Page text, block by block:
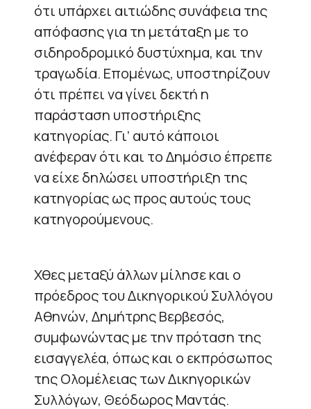
ότι υπάρχει αιτιώδης συνάφεια της
απόφασης για τη μετάταξη με το
σιδηροδρομικό δυστύχημα, και την
τραγωδία. Επομένως, υποστηρίζουν
ότι πρέπει να γίνει δεκτή η
παράσταση υποστήριξης
κατηγορίας. Γι’ αυτό κάποιοι
ανέφεραν ότι και το Δημόσιο έπρεπε
να είχε δηλώσει υποστήριξη της
κατηγορίας ως προς αυτούς τους
κατηγορούμενους.
Χθες μεταξύ άλλων μίλησε και ο
πρόεδρος του Δικηγορικού Συλλόγου
Αθηνών, Δημήτρης Βερβεσός,
συμφωνώντας με την πρόταση της
εισαγγελέα, όπως και ο εκπρόσωπος
της Ολομέλειας των Δικηγορικών
Συλλόγων, Θεόδωρος Μαντάς.